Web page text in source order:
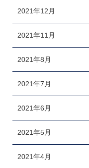
2021年12月
2021年11月
2021年8月
2021年7月
2021年6月
2021年5月
2021年4月